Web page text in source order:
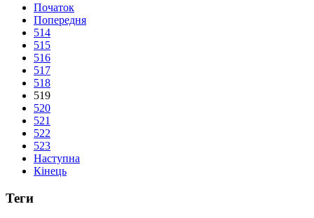
Початок
Попередня
514
515
516
517
518
519
520
521
522
523
Наступна
Кінець
Теги